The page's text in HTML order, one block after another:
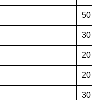
50
30
30